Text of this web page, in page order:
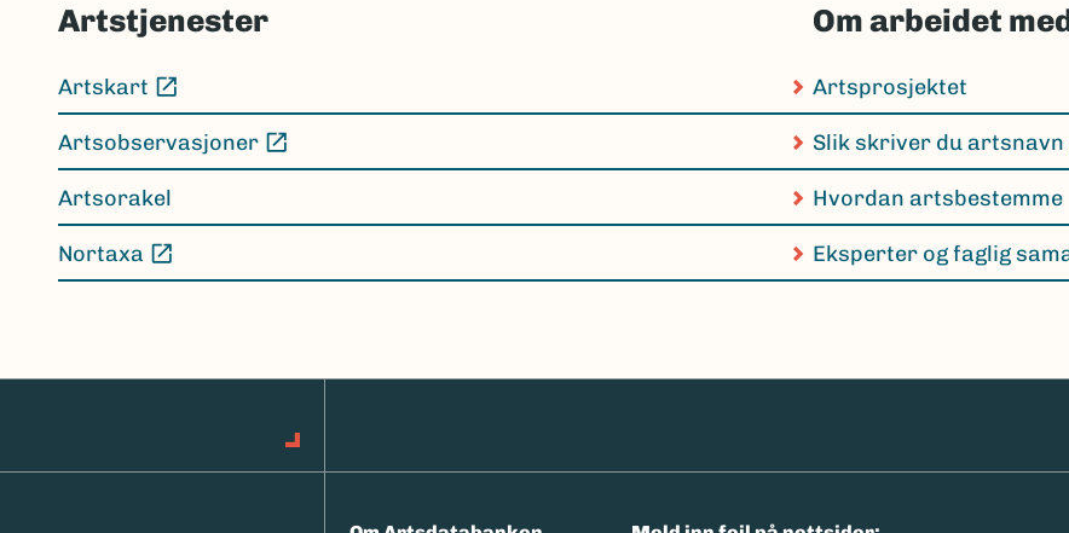
Artstjenester
Artskart
(Ekstern lenke)
Artsobservasjoner
(Ekstern lenke)
Artsorakel
Nortaxa
(Ekstern lenke)
Om arbeidet
Artsprosjektet
Slik skriver du
Hvordan artsbestemme
Eksperter og faglig